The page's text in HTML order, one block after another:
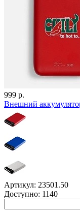
999 р.
Внешний
Артикул: 23501.50
Доступно: 1140